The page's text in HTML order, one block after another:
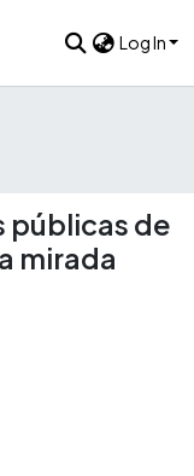
Log In
públicas de
mirada